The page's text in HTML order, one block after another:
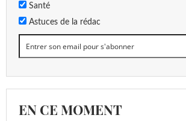
Santé
Astuces de la rédac
EN CE MOMENT